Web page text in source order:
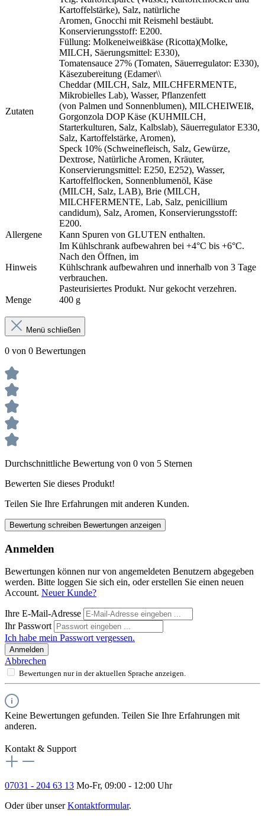
Zutaten
Kartoffelstärke), Salz, natürliche
Aromen, Gnocchi mit Reismehl bestäubt.
Konservierungsstoff: E200.
Füllung: Molkeneiweißkäse (Ricotta)(Molke,
MILCH, Säerungsmittel: E330),
Tomatensauce 27% (Tomaten, Säuerregulator: E330),
Käsezubereitung (Edamer\\
Cheddar (MILCH, Salz, MILCHFERMENTE,
Mikrobielles Lab), Wasser, Pflanzenfett
(von Palmen und Sonnenblumen), MILCHEIWEIß,
Gorgonzola DOP Käse (KUHMILCH,
Starterkulturen, Salz, Kalbslab), Säuerregulator E330,
Salz, Kartoffelstärke, Aromen),
Speck 10% (Schweinefleisch, Salz, Gewürze,
Dextrose, Natürliche Aromen, Kräuter,
Konservierungsmittel: E250, E252), Wasser,
Kartoffelflocken, Sonnenblumenöl, Käse
(MILCH, Salz, LAB), Brie (MILCH,
MILCHFERMENTE, Lab, Salz, penicillium
candidum), Salz, Aromen, Konservierungsstoff:
E200.
Allergene
Kann Spuren von GLUTEN enthalten.
Hinweis
Im Kühlschrank aufbewahren bei +4°C bis +6°C.
Nach den Öffnen, im
Kühlschrank aufbewahren und innerhalb von 3 Tage
verbrauchen.
Pasteurisiertes Produkt. Nur gekocht verzehren.
Menge
400 g
Menü schließen
0 von 0 Bewertungen
Durchschnittliche Bewertung von 0 von 5 Sternen
Bewerten Sie dieses Produkt!
Teilen Sie Ihre Erfahrungen mit anderen Kunden.
Bewertung schreiben Bewertungen anzeigen
Anmelden
Bewertungen können nur von angemeldeten Benutzern abgegeben
werden. Bitte loggen Sie sich ein, oder erstellen Sie einen neuen
Account. Neuer Kunde?
Ihre E-Mail-Adresse
Ihr Passwort
Ich habe mein Passwort vergessen.
Anmelden
Abbrechen
Bewertungen nur in der aktuellen Sprache anzeigen.
Keine Bewertungen gefunden. Teilen Sie Ihre Erfahrungen mit
anderen.
Kontakt & Support
07031 - 204 63 13 Mo-Fr, 09:00 - 12:00 Uhr
Oder über unserKontaktformular.